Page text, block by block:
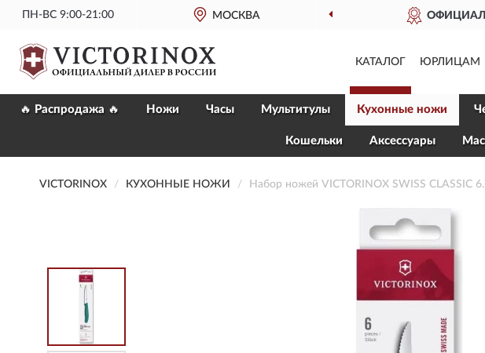
ПН-ВС 9:00-21:00 МОСКВА
КАТАЛОГ ЮРЛИЦАМ
🔥 Распродажа 🔥 Ножи Часы Мультитулы Кухонные ножи
Кошельки Aксессуары
VICTORINOX КУХОННЫЕ НОЖИ Набор ножей VICTORINOX SWISS CLASSIC